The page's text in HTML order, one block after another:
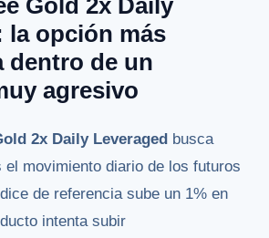
la opción más
dentro de un
agresivo
2x Daily Leveraged busca
movimiento diario de los futuros
de referencia sube un 1% en
intenta subir